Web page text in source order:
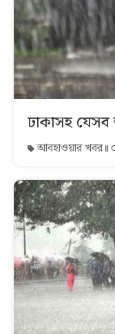
ঢাকাসহ যেসব
আবহাওয়ার খবর